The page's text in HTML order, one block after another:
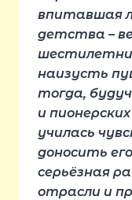
впитавшая
детства –
наизусть
тогда,
и
училась
доносить
серьёзная
отрасли и